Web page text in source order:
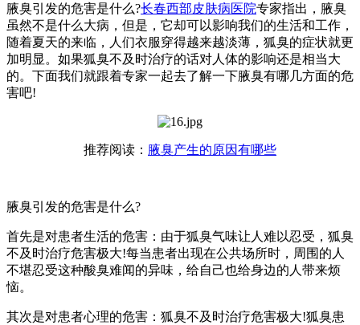
腋臭引发的危害是什么?长春西部皮肤病医院专家指出，腋臭
虽然不是什么大病，但是，它却可以影响我们的生活和工作，
随着夏天的来临，人们衣服穿得越来越淡薄，狐臭的症状就更
加明显。如果狐臭不及时治疗的话对人体的影响还是相当大
的。下面我们就跟着专家一起去了解一下腋臭有哪几方面的危
害吧!
推荐阅读： 腋臭产生的原因有哪些
腋臭引发的危害是什么?
首先是对患者生活的危害：由于狐臭气味让人难以忍受，狐臭
不及时治疗危害极大!每当患者出现在公共场所时，周围的人
不堪忍受这种酸臭难闻的异味，给自己也给身边的人带来烦
恼。
其次是对患者心理的危害：狐臭不及时治疗危害极大!狐臭患